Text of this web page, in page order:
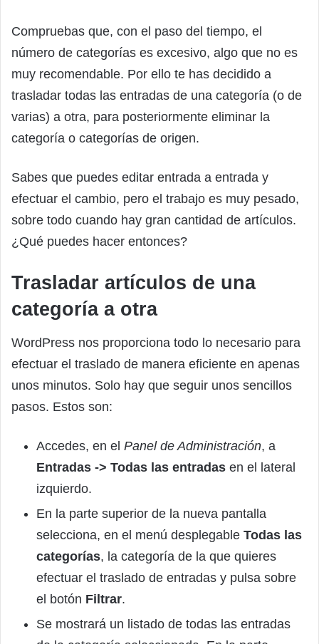
Compruebas que, con el paso del tiempo, el
número de categorías es excesivo, algo que no es
muy recomendable. Por ello te has decidido a
trasladar todas las entradas de una categoría (o de
varias) a otra, para posteriormente eliminar la
categoría o categorías de origen.
Sabes que puedes editar entrada a entrada y
efectuar el cambio, pero el trabajo es muy pesado,
sobre todo cuando hay gran cantidad de artículos.
¿Qué puedes hacer entonces?
Trasladar artículos de una
categoría a otra
WordPress nos proporciona todo lo necesario para
efectuar el traslado de manera eficiente en apenas
unos minutos. Solo hay que seguir unos sencillos
pasos. Estos son:
Accedes, en el Panel de Administración, a
Entradas -> Todas las entradas en el lateral
izquierdo.
En la parte superior de la nueva pantalla
selecciona, en el menú desplegable Todas las
categorías, la categoría de la que quieres
efectuar el traslado de entradas y pulsa sobre
el botón Filtrar.
Se mostrará un listado de todas las entradas